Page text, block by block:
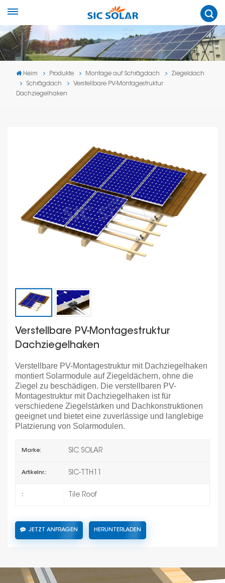
Heim Produkte Montage auf Schrägdach
Ziegeldach
Schrägdach
Verstellbare PV-Montagestruktur
Dachziegelhaken
Verstellbare PV-Montagestruktur
Dachziegelhaken
Verstellbare PV-Montagestruktur mit Dachziegelhaken
montiert Solarmodule auf Ziegeldächern, ohne die
Ziegel zu beschädigen. Die verstellbaren PV-
Montagestruktur mit Dachziegelhaken ist für
verschiedene Ziegelstärken und Dachkonstruktionen
geeignet und bietet eine zuverlässige und langlebige
Platzierung von Solarmodulen.
Marke: SIC SOLAR
Artikelnr.: SIC-TTH11
: Tile Roof
JETZT ANFRAGEN HERUNTERLADEN